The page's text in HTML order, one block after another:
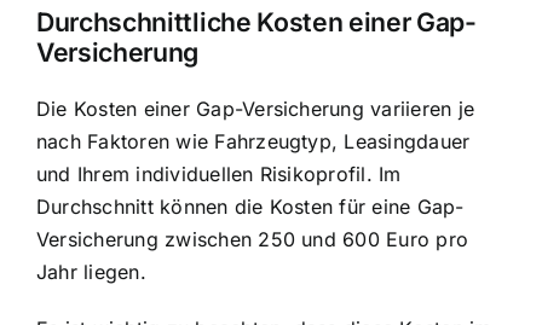
Durchschnittliche Kosten einer Gap-
Versicherung
Die Kosten einer Gap-Versicherung variieren je
nach Faktoren wie Fahrzeugtyp, Leasingdauer
und Ihrem individuellen Risikoprofil. Im
Durchschnitt können die Kosten für eine Gap-
Versicherung zwischen 250 und 600 Euro pro
Jahr liegen.